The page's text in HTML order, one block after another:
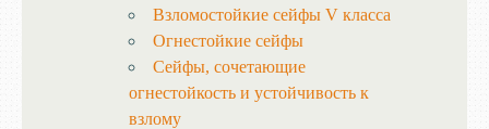
Взломостойкие сейфы V класса
Огнестойкие сейфы
Сейфы, сочетающие
огнестойкость и устойчивость к
взлому